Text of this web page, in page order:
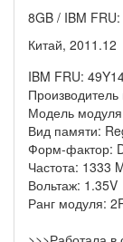
8GB / IBM
Китай, 2011.12
IBM FRU:
Модель
Вид памяти:
Форм-фактор:
Частота: 1333
Вольтаж: 1.35V
Ранг модуля: